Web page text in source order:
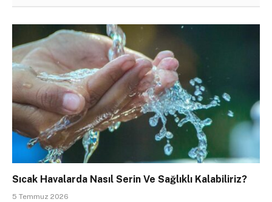
Sıcak Havalarda Nasıl Serin Ve Sağlıklı Kalabiliriz?
5 Temmuz 2026